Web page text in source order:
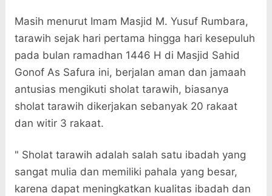
Masih menurut Imam Masjid M. Yusuf Rumbara,
tarawih sejak hari pertama hingga hari kesepuluh
pada bulan ramadhan 1446 H di Masjid Sahid
Gonof As Safura ini, berjalan aman dan jamaah
antusias mengikuti sholat tarawih, biasanya
sholat tarawih dikerjakan sebanyak 20 rakaat
dan witir 3 rakaat.
" Sholat tarawih adalah salah satu ibadah yang
sangat mulia dan memiliki pahala yang besar,
karena dapat meningkatkan kualitas ibadah dan